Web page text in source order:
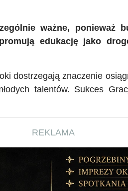
ważne, ponieważ
edukację jako
dostrzegają znaczenie
talentów. Sukces
REKLAMA